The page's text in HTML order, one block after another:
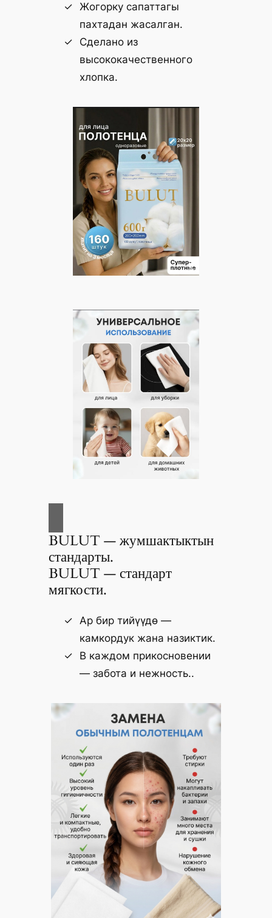
Жогорку сапаттагы
пахтадан жасалган.
Сделано из
высококачественного
хлопка.
BULUT — жумшактыктын
стандарты.
BULUT — стандарт
мягкости.
Ар бир тийүүдө —
камкордук жана назиктик.
В каждом прикосновении
— забота и нежность..